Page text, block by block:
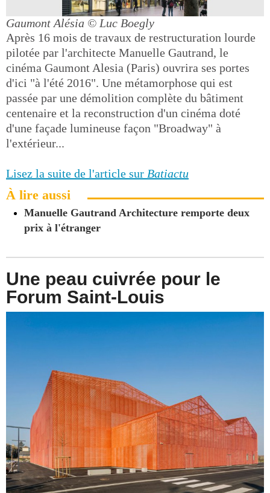
Gaumont Alésia © Luc Boegly
Après 16 mois de travaux de restructuration lourde
pilotée par l'architecte Manuelle Gautrand, le
cinéma Gaumont Alesia (Paris) ouvrira ses portes
d'ici "à l'été 2016". Une métamorphose qui est
passée par une démolition complète du bâtiment
centenaire et la reconstruction d'un cinéma doté
d'une façade lumineuse façon "Broadway" à
l'extérieur...
Lisez la suite de l'article sur Batiactu
À lire aussi
Manuelle Gautrand Architecture remporte deux
prix à l'étranger
Une peau cuivrée pour le
Forum Saint-Louis